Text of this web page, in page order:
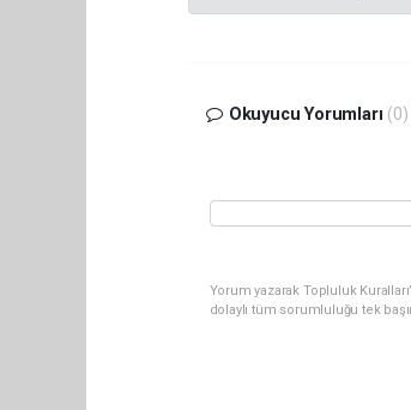
Okuyucu Yorumları (0)
Yorum yazarak Topluluk
dolaylı tüm sorumluluğu tek